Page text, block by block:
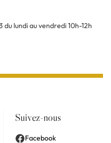
du lundi au vendredi 10h-12h
Suivez-nous
Facebook